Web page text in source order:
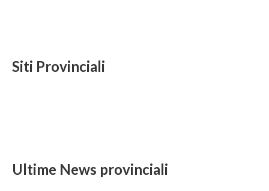
Siti Provinciali
Ultime News provinciali